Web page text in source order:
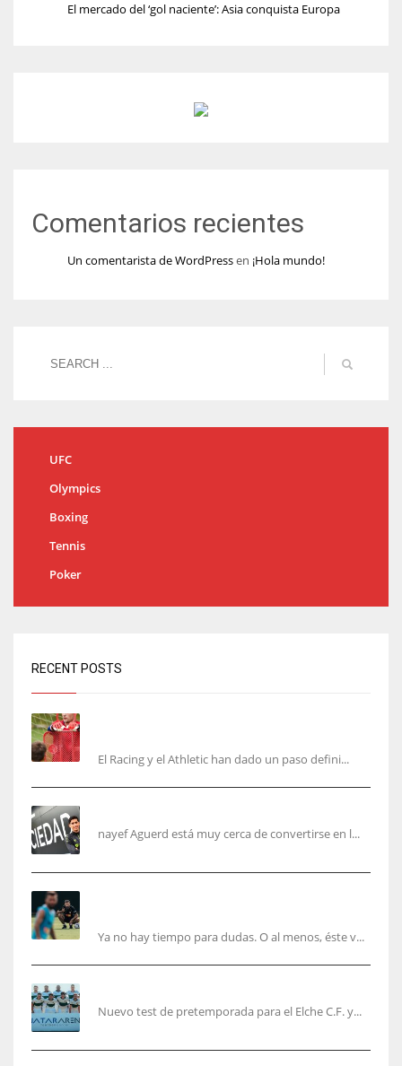
El mercado del ‘gol naciente’: Asia conquista Europa
Comentarios recientes
Un comentarista de WordPressen ¡Hola mundo!
UFC
Olympics
Boxing
Tennis
Poker
RECENT POSTS
El Racing y el Athletic han dado un paso defini...
nayef Aguerd está muy cerca de convertirse en l...
Ya no hay tiempo para dudas. O al menos, éste v...
Nuevo test de pretemporada para el Elche C.F. y...